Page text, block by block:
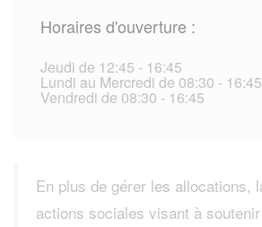
Horaires d'ouverture :
Jeudi de 12:45 - 16:45
Lundi au Mercredi de 08:30 - 16:45
Vendredi de 08:30 - 16:45
En plus de gérer les allocations,
actions sociales visant à